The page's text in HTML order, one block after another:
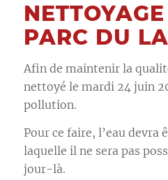
PARC DU
Afin de maintenir la
nettoyé le mardi 24 juin
pollution.
Pour ce faire, l’eau devra
laquelle il ne sera pas
jour-là.